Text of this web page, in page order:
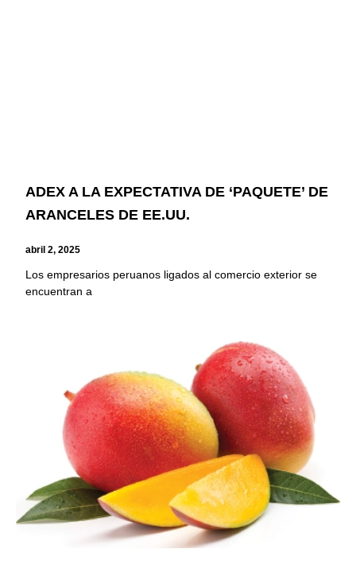
ADEX A LA EXPECTATIVA DE ‘PAQUETE’ DE
ARANCELES DE EE.UU.
abril 2, 2025
Los empresarios peruanos ligados al comercio exterior se
encuentran a